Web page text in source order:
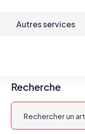
Autres services
Recherche